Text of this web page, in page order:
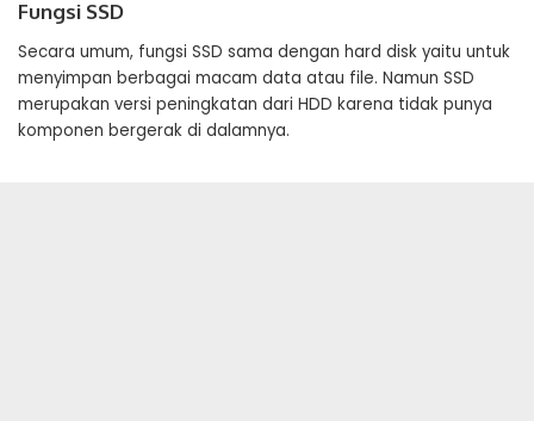
Fungsi SSD
Secara umum, fungsi SSD sama dengan hard disk yaitu untuk
menyimpan berbagai macam data atau file. Namun SSD
merupakan versi peningkatan dari HDD karena tidak punya
komponen bergerak di dalamnya.